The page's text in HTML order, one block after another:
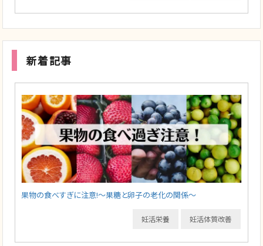
新着記事
果物の食べすぎに注意!～果糖と卵子の老化の関係～
妊活体質改善
妊活栄養